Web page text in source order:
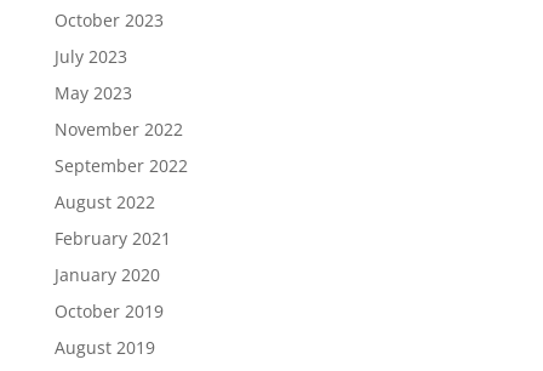
October 2023
July 2023
May 2023
November 2022
September 2022
August 2022
February 2021
January 2020
October 2019
August 2019